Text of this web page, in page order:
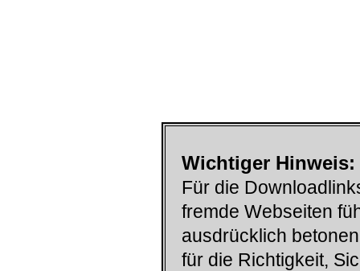
Wichtiger Hinweis:
Für die
fremde Webseiten
ausdrücklich
für die Richtigkeit,